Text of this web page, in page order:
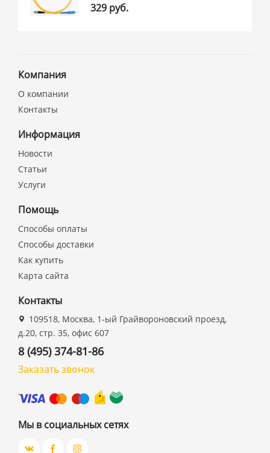
329 руб.
Компания
О компании
Контакты
Информация
Новости
Статьи
Услуги
Помощь
Способы оплаты
Способы доставки
Как купить
Карта сайта
Контакты
109518, Москва, 1-ый Грайвороновский проезд,
д.20, стр. 35, офис 607
8 (495) 374-81-86
Заказать звонок
Мы в социальных сетях